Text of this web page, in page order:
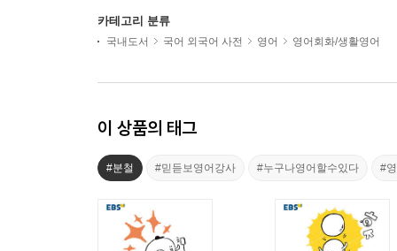
카테고리 분류
국내도서 국어 외국어 사전 영어 영어회화/생활영어
이 상품의 태그
#분철 #믿듣보영어강사 #누구나영어할수있다 #